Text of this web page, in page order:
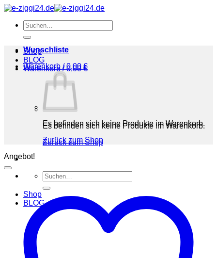
Zum
springenSuchen
nach:
Shop
BLOG
Warenkorb /0,00€
Es befinden sich keine Produkte im Warenkorb.
Zurück zum Shop
Suchen
nach:
Shop
BLOG
Wunschliste
Warenkorb /0,00 €
Es befinden sich keine Produkte im Warenkorb.
Zurück zum Shop
Angebot!